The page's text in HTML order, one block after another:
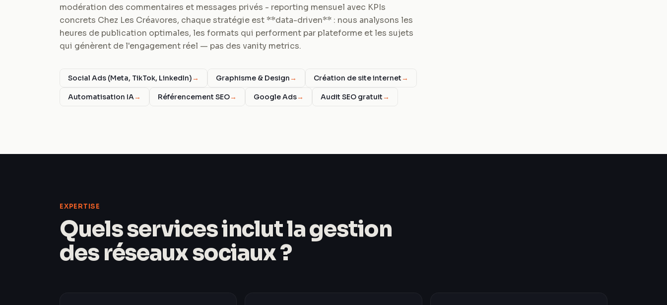
modération des commentaires et messages privés - reporting mensuel avec KPIs
concrets Chez Les Créavores, chaque stratégie est **data-driven** : nous analysons les
heures de publication optimales, les formats qui performent par plateforme et les sujets
qui génèrent de l'engagement réel — pas des vanity metrics.
Social Ads (Meta, TikTok, LinkedIn)→ Graphisme & Design→ Création de site internet→
Automatisation IA→ Référencement SEO→ Google Ads→ Audit SEO gratuit→
EXPERTISE
Quels services inclut la gestion
des réseaux sociaux ?